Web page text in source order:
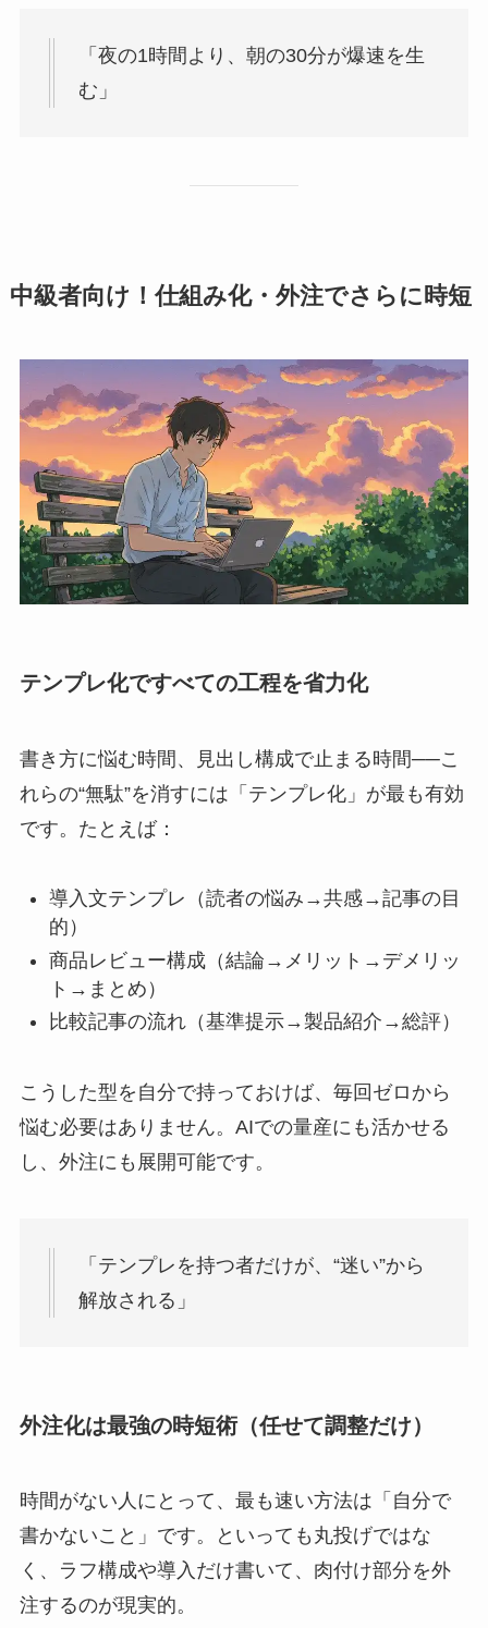
「夜の1時間より、朝の30分が爆速を生
む」
中級者向け！仕組み化・外注でさらに時短
テンプレ化ですべての工程を省力化
書き方に悩む時間、見出し構成で止まる時間──こ
れらの“無駄”を消すには「テンプレ化」が最も有効
です。たとえば：
導入文テンプレ（読者の悩み→共感→記事の目
的）
商品レビュー構成（結論→メリット→デメリッ
ト→まとめ）
比較記事の流れ（基準提示→製品紹介→総評）
こうした型を自分で持っておけば、毎回ゼロから
悩む必要はありません。AIでの量産にも活かせる
し、外注にも展開可能です。
「テンプレを持つ者だけが、“迷い”から
解放される」
外注化は最強の時短術（任せて調整だけ）
時間がない人にとって、最も速い方法は「自分で
書かないこと」です。といっても丸投げではな
く、ラフ構成や導入だけ書いて、肉付け部分を外
注するのが現実的。